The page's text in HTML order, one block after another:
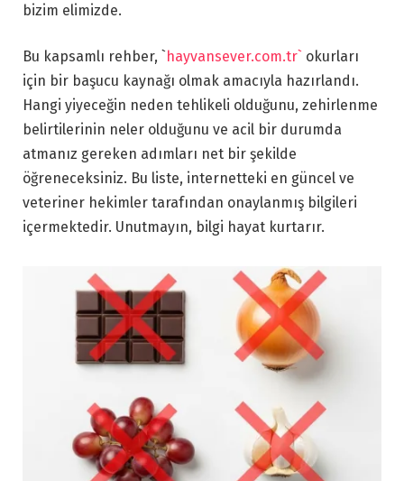
bizim elimizde.
Bu kapsamlı rehber, `hayvansever.com.tr` okurları
için bir başucu kaynağı olmak amacıyla hazırlandı.
Hangi yiyeceğin neden tehlikeli olduğunu, zehirlenme
belirtilerinin neler olduğunu ve acil bir durumda
atmanız gereken adımları net bir şekilde
öğreneceksiniz. Bu liste, internetteki en güncel ve
veteriner hekimler tarafından onaylanmış bilgileri
içermektedir. Unutmayın, bilgi hayat kurtarır.